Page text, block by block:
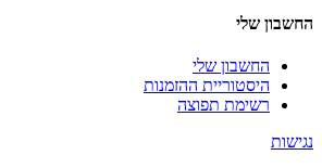
החשבון שלי
החשבון שלי
היסטוריית ההזמנות
רשימת תפוצה
נגישות